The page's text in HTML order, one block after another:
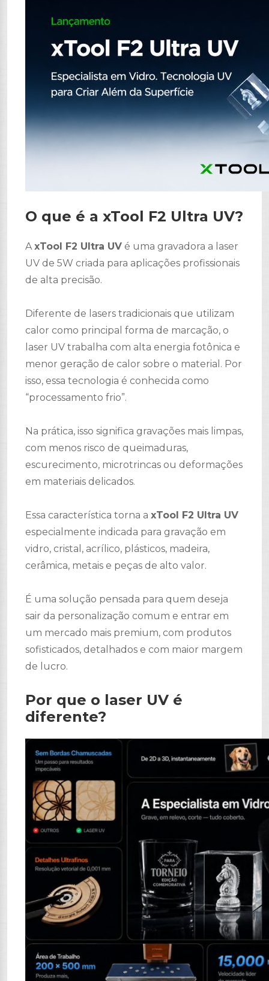
O que é a xTool F2 Ultra UV?
AxTool F2 Ultra UV é uma gravadora a laser
UV de 5W criada para aplicações profissionais
de alta precisão.
Diferente de lasers tradicionais que utilizam
calor como principal forma de marcação, o
laser UV trabalha com alta energia fotônica e
menor geração de calor sobre o material. Por
isso, essa tecnologia é conhecida como
“processamento frio”.
Na prática, isso significa gravações mais limpas,
com menos risco de queimaduras,
escurecimento, microtrincas ou deformações
em materiais delicados.
Essa característica torna a xTool F2 Ultra UV
especialmente indicada para gravação em
vidro, cristal, acrílico, plásticos, madeira,
cerâmica, metais e peças de alto valor.
É uma solução pensada para quem deseja
sair da personalização comum e entrar em
um mercado mais premium, com produtos
sofisticados, detalhados e com maior margem
de lucro.
Por que o laser UV é
diferente?